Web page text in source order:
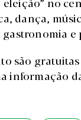
dança,
e
são
informação